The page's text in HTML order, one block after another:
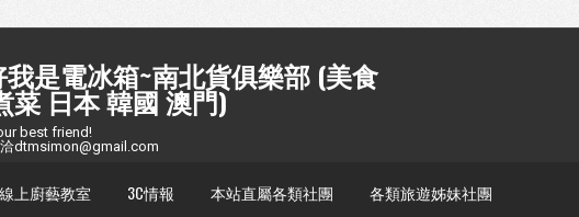
是電冰箱~南北貨俱樂部 (美食
菜 日本 韓國 澳門)
best friend!
dtmsimon@gmail.com
線上廚藝教室 3C情報 本站直屬各類社團 各類旅遊姊妹社團